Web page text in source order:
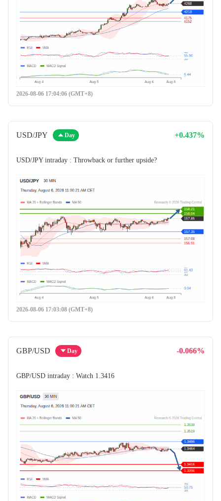
2026-08-06 17:04:06 (GMT+8)
USD/JPY Day +0.437%
USD/JPY intraday : Throwback or further upside?
2026-08-06 17:03:08 (GMT+8)
GBP/USD Day -0.066%
GBP/USD intraday : Watch 1.3416